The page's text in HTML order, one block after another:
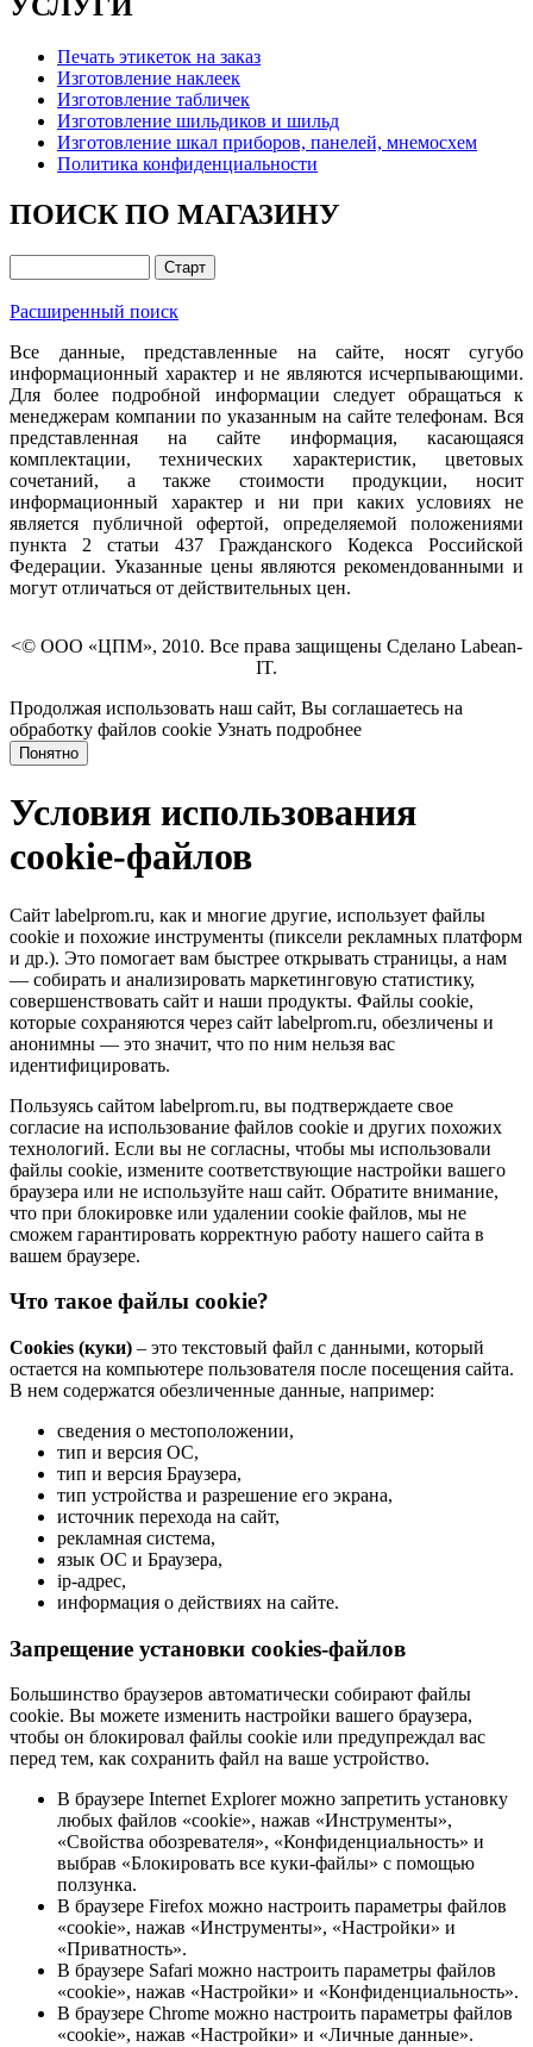
Печать этикеток на заказ
Изготовление наклеек
Изготовление табличек
Изготовление шильдиков и шильд
Изготовление шкал приборов, панелей, мнемосхем
Политика конфиденциальности
ПОИСК ПО МАГАЗИНУ
Расширенный поиск
Все данные, представленные на сайте, носят сугубо
информационный характер и не являются исчерпывающими.
Для более подробной информации следует обращаться к
менеджерам компании по указанным на сайте телефонам. Вся
представленная на сайте информация, касающаяся
комплектации, технических характеристик, цветовых
сочетаний, а также стоимости продукции, носит
информационный характер и ни при каких условиях не
является публичной офертой, определяемой положениями
пункта 2 статьи 437 Гражданского Кодекса Российской
Федерации. Указанные цены являются рекомендованными и
могут отличаться от действительных цен.
<© ООО «ЦПМ», 2010. Все права защищены Сделано Labean-
IT.
Продолжая использовать наш сайт, Вы соглашаетесь на
обработку файлов cookie Узнать подробнее
Понятно
Условия использования
cookie-файлов
Сайт labelprom.ru, как и многие другие, использует файлы
cookie и похожие инструменты (пиксели рекламных платформ
и др.). Это помогает вам быстрее открывать страницы, а нам
— собирать и анализировать маркетинговую статистику,
совершенствовать сайт и наши продукты. Файлы сookie,
которые сохраняются через сайт labelprom.ru, обезличены и
анонимны — это значит, что по ним нельзя вас
идентифицировать.
Пользуясь сайтом labelprom.ru, вы подтверждаете свое
согласие на использование файлов cookie и других похожих
технологий. Если вы не согласны, чтобы мы использовали
файлы cookie, измените соответствующие настройки вашего
браузера или не используйте наш сайт. Обратите внимание,
что при блокировке или удалении cookie файлов, мы не
сможем гарантировать корректную работу нашего сайта в
вашем браузере.
Что такое файлы cookie?
Cookies (куки) – это текстовый файл с данными, который
остается на компьютере пользователя после посещения сайта.
В нем содержатся обезличенные данные, например:
сведения о местоположении,
тип и версия ОС,
тип и версия Браузера,
тип устройства и разрешение его экрана,
источник перехода на сайт,
рекламная система,
язык ОС и Браузера,
ip-адрес,
информация о действиях на сайте.
Запрещение установки cookies-файлов
Большинство браузеров автоматически собирают файлы
cookie. Вы можете изменить настройки вашего браузера,
чтобы он блокировал файлы cookie или предупреждал вас
перед тем, как сохранить файл на ваше устройство.
В браузере Internet Explorer можно запретить установку
любых файлов «cookie», нажав «Инструменты»,
«Свойства обозревателя», «Конфиденциальность» и
выбрав «Блокировать все куки-файлы» с помощью
ползунка.
В браузере Firefox можно настроить параметры файлов
«cookie», нажав «Инструменты», «Настройки» и
«Приватность».
В браузере Safari можно настроить параметры файлов
«cookie», нажав «Настройки» и «Конфиденциальность».
В браузере Chrome можно настроить параметры файлов
«cookie», нажав «Настройки» и «Личные данные».